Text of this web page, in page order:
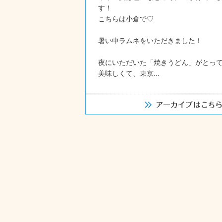
す！
こちらは小倉で♡
暑い中ラムネをいただきました！
夜にいただいた「焼きうどん」がとっ
美味しくて、東京...